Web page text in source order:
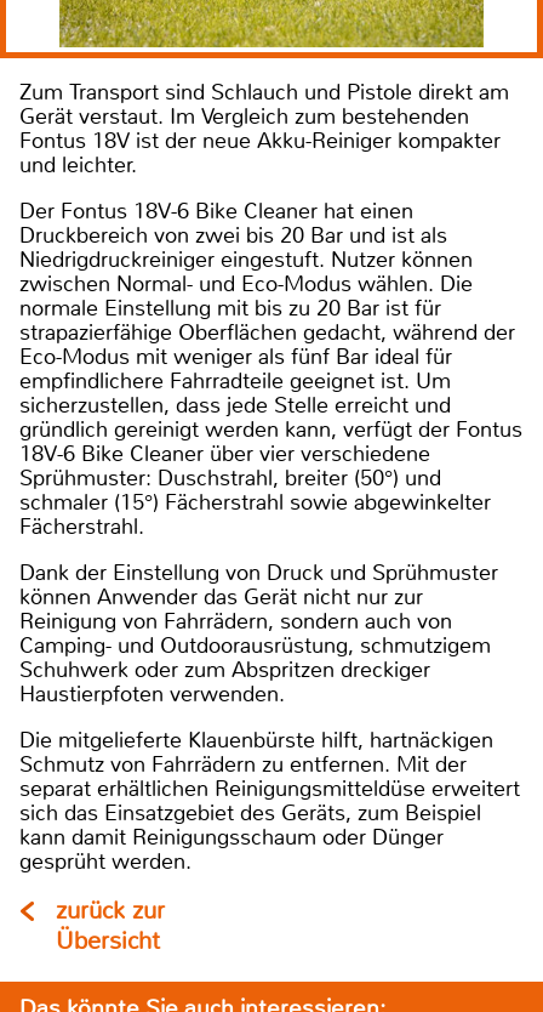
Zum Transport sind Schlauch und Pistole direkt am
Gerät verstaut. Im Vergleich zum bestehenden
Fontus 18V ist der neue Akku-Reiniger kompakter
und leichter.
Der Fontus 18V-6 Bike Cleaner hat einen
Druckbereich von zwei bis 20 Bar und ist als
Niedrigdruckreiniger eingestuft. Nutzer können
zwischen Normal- und Eco-Modus wählen. Die
normale Einstellung mit bis zu 20 Bar ist für
strapazierfähige Oberflächen gedacht, während der
Eco-Modus mit weniger als fünf Bar ideal für
empfindlichere Fahrradteile geeignet ist. Um
sicherzustellen, dass jede Stelle erreicht und
gründlich gereinigt werden kann, verfügt der Fontus
18V-6 Bike Cleaner über vier verschiedene
Sprühmuster: Duschstrahl, breiter (50°) und
schmaler (15°) Fächerstrahl sowie abgewinkelter
Fächerstrahl.
Dank der Einstellung von Druck und Sprühmuster
können Anwender das Gerät nicht nur zur
Reinigung von Fahrrädern, sondern auch von
Camping- und Outdoorausrüstung, schmutzigem
Schuhwerk oder zum Abspritzen dreckiger
Haustierpfoten verwenden.
Die mitgelieferte Klauenbürste hilft, hartnäckigen
Schmutz von Fahrrädern zu entfernen. Mit der
separat erhältlichen Reinigungsmitteldüse erweitert
sich das Einsatzgebiet des Geräts, zum Beispiel
kann damit Reinigungsschaum oder Dünger
gesprüht werden.
zurück zur
Übersicht